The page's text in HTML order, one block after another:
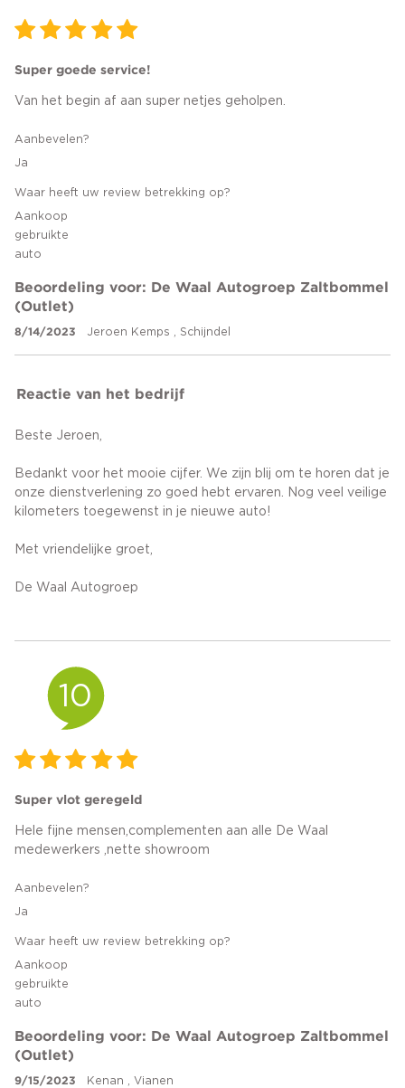
Super goede service!
Van het begin af aan super netjes geholpen.
Aanbevelen?
Ja
Waar heeft uw review betrekking op?
Aankoop
gebruikte
auto
Beoordeling voor: De Waal Autogroep Zaltbommel
(Outlet)
8/14/2023 Jeroen Kemps , Schijndel
Reactie van het bedrijf
Beste Jeroen,
Bedankt voor het mooie cijfer. We zijn blij om te horen dat je
onze dienstverlening zo goed hebt ervaren. Nog veel veilige
kilometers toegewenst in je nieuwe auto!
Met vriendelijke groet,
De Waal Autogroep
10
Super vlot geregeld
Hele fijne mensen,complementen aan alle De Waal
medewerkers ,nette showroom
Aanbevelen?
Ja
Waar heeft uw review betrekking op?
Aankoop
gebruikte
auto
Beoordeling voor: De Waal Autogroep Zaltbommel
(Outlet)
9/15/2023 Kenan , Vianen